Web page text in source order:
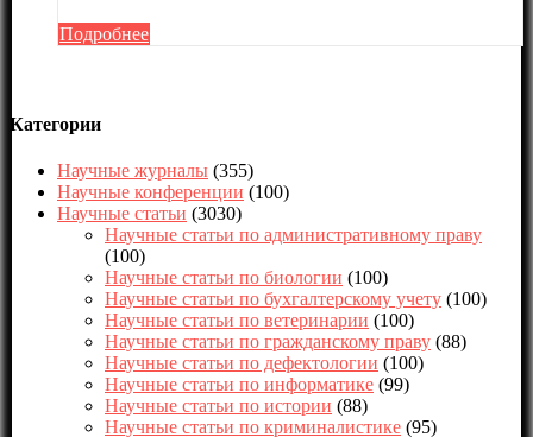
Подробнее
Категории
Научные журналы (355)
Научные конференции (100)
Научные статьи (3030)
Научные статьи по административному праву
(100)
Научные статьи по биологии (100)
Научные статьи по бухгалтерскому учету (100)
Научные статьи по ветеринарии (100)
Научные статьи по гражданскому праву (88)
Научные статьи по дефектологии (100)
Научные статьи по информатике (99)
Научные статьи по истории (88)
Научные статьи по криминалистике (95)